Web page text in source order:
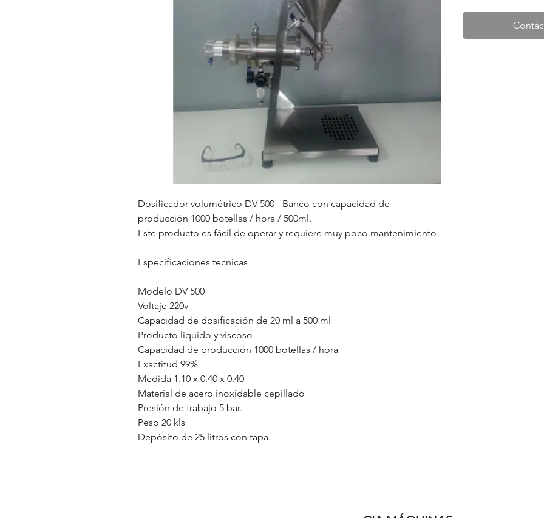
Dosificador volumétrico DV 500 - Banco con capacidad de
producción 1000 botellas / hora / 500ml.
Este producto es fácil de operar y requiere muy poco mantenimiento.
Especificaciones tecnicas
Modelo DV 500
Voltaje 220v
Capacidad de dosificación de 20 ml a 500 ml
Producto liquido y viscoso
Capacidad de producción 1000 botellas / hora
Exactitud 99%
Medida 1.10 x 0.40 x 0.40
Material de acero inoxidable cepillado
Presión de trabajo 5 bar.
Peso 20 kls
Depósito de 25 litros con tapa.